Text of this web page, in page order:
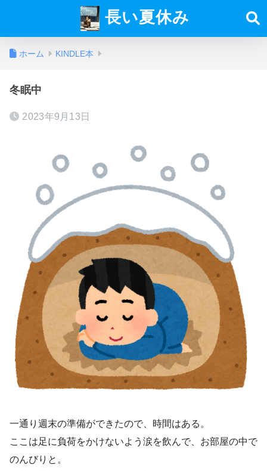
長い夏休み
ホーム KINDLE本
冬眠中
2023年9月13日
一通り週末の準備ができたので、時間はある。
ここは足に負荷をかけないよう涙を飲んで、お部屋の中で
のんびりと。